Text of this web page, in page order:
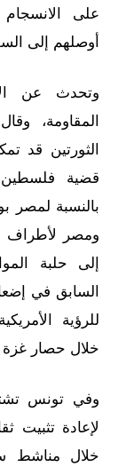
على
أوصلهم إلى
وتحدث عن
المقاومة،
الثورتين قد
قضية فلسطين
بالنسبة لمصر
ومصر لأطراف
إلى حلبة
السابق في
للرؤية
خلال حصار غزة
وفي تونس
لإعادة تثبيت
خلال مناشط